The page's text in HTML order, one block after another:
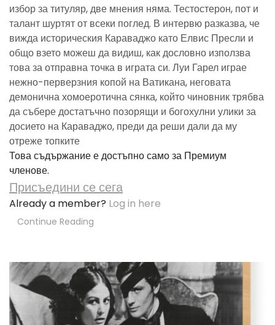
избор за титуляр, две мнения няма. Тестостерон, пот и
талант шуртят от всеки поглед. В интервю разказва, че
вижда историческия Караваджо като Елвис Пресли и
общо взето можеш да видиш, как дословно използва
това за отправна точка в играта си. Луи Гарел играе
нежно-перверзния копой на Ватикана, неговата
демонична хомоеротична сянка, който чиновник трябва
да събере достатъчно позорящи и богохулни улики за
досието на Караваджо, преди да реши дали да му
отреже топките
Това съдържание е достъпно само за Премиум
членове.
Присъедини се сега
Already a member? Log in here
Continue Reading